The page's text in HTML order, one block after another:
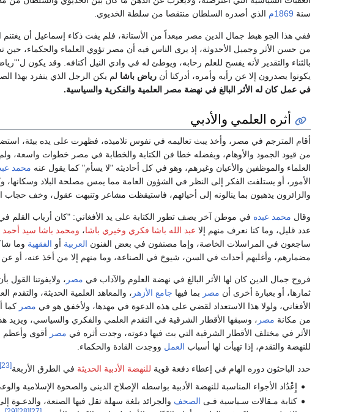
سنة 1869م الذي أصدره السلطان منتقصا من سلطة الخديوي.
ففي هذا الجو هبط جمال الدين مصر مبعداً من الأستانة، فلم يفت ذكاء إسماعيل أن
من حسن الأثر وجميل الأحدوثة، إذ يرى الناس فيه أن مصر تؤوي العلماء والحكماء،
بالثناء والتقدير لأنه يفسح للعلم رحابه، ويوطئ له في وادي النيل أكنافه. وقد يكون
يكونوا يصدرون إلا عن رأيه وأمره، أدركنا أن رياض باشا لم يكن الرجل الذي ينفرد بهذا
في عمل كان له الأثر البالغ في نهضة مصر العلمية والفكرية والسياسية.
أثره العلمي والأدبي
أقام المترجم في مصر، وأخذ يبث تعاليمه في نفوس تلاميذه، فظهرت على يده بيئة،
من قيود الجمود والأوهام، وبفضله خطا فن الكتابة والخطابة في مصر خطوات واسعة،
العلماء والموظفين والأعيان وغيرهم، وهو في كل أحاديثه "لا يسأم" كما يقول عنه محمد
الأمور، أو يستلفت الفكر إلى النظر في الشؤون العامة مما يمس مصلحة البلاد وسكانها،
والزائرون يذهبون بما ينالونه إلى أحيائهم، فاستيقظت مشاعر وتنبهت عقول، وخف
وقال محمد عبده في موطن آخر يصف تطور الكتابة على يد الأفغاني: "كان أرباب القلم
عدد قليل، وما كنا نعرف منهم إلا عبد الله باشا فكري وخيري باشا، ومحمد باشا سيد أحمد
ساجعون في المراسلات الخاصة، وإما مصنفون في بعض الفنون العربية أو الفقهية وما
مضمارهم، وأغلبهم أحداث في السن، شيوخ في الصناعة، وما منهم إلا من أخذ عنه، أو عن
فروح جمال الدين كان لها الأثر البالغ في نهضة العلوم والآداب في مصر ، ولايفوتنا
ثمارها، أو بعبارة أخرى أن مصر بما فيها جامع الأزهر ، والمعاهد العلمية الحديثة، والتقدم
الأفغاني، ولولا هذا الاستعداد لقضي على هذه الدعوة في مهدها، ولأخفق هو في مصر كما
من مكانة مصر ، وسبقها الأقطار الشرقية في التقدم العلمي والفكري والسياسي،
الأثر في مختلف الأقطار الشرقية التي بث فيها دعوته، وجدت أثره في مصر أقوى وأعظم
للنهضة والتقدم، إذا تهيأت لها أسباب العمل ووجدت القادة والحكماء.
حدد الباحثون دوره الهام في إعطاء دفعة قوية للنهضة الأدبية الحديثة في الطرق الأربعة[23]
إِعْدُاد الأجواء المناسبة‌ للنهضة‌ الأدبیة بواسطه الإصلاح الدینی والصحوة الإسلامیة
کتابة مـقالات سـیاسیة فـی الصحف والجرائد بلغة سهلة تقل فیها الصنعة‌، والدعـوة‌